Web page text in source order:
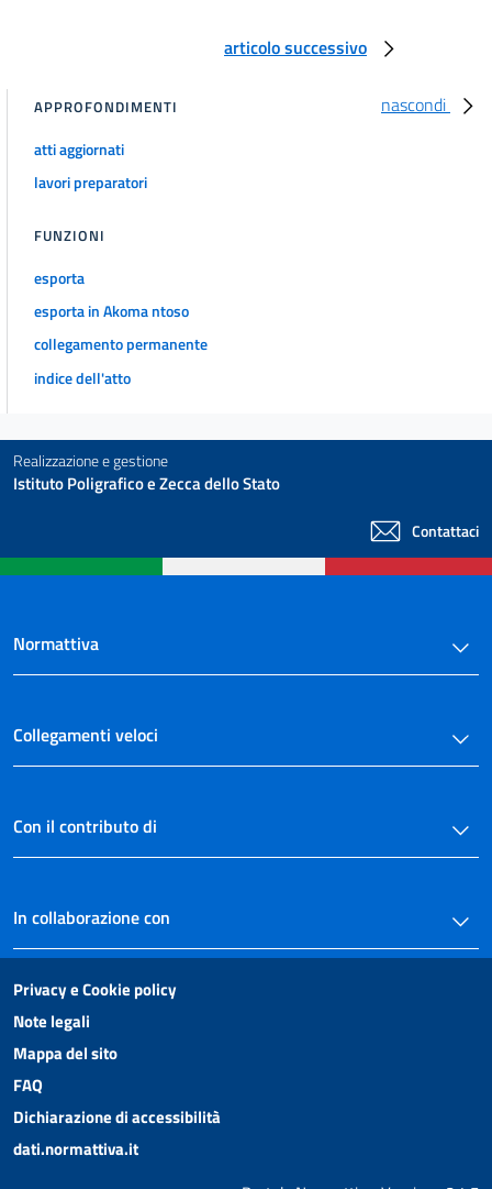
articolo successivo
nascondi
APPROFONDIMENTI
atti aggiornati
lavori preparatori
FUNZIONI
esporta
esporta in Akoma ntoso
collegamento permanente
indice dell'atto
Realizzazione e gestione
Istituto Poligrafico e Zecca dello Stato
Contattaci
Normattiva
Collegamenti veloci
Con il contributo di
In collaborazione con
Privacy e Cookie policy
Note legali
Mappa del sito
FAQ
Dichiarazione di accessibilità
dati.normattiva.it